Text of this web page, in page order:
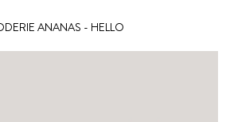
navigation
ANANAS - HELLO